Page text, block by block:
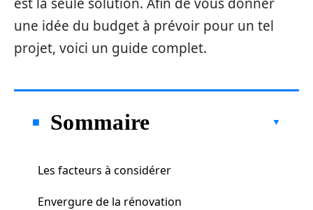
une idée du budget à prévoir pour un tel
projet, voici un guide complet.
Sommaire
Les facteurs à considérer
Envergure de la rénovation